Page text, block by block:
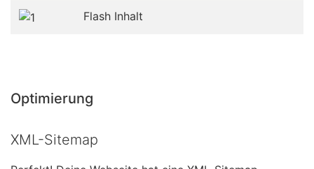
Flash Inhalt
Optimierung
XML-Sitemap